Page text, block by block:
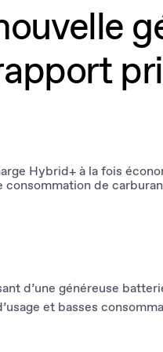
Hybrid+ à la fois
de
d’une généreuse
et basses